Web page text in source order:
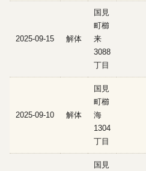
2025-09-15 解体
国見
町櫛
来
3088
丁目
2025-09-10 解体
国見
町櫛
海
1304
丁目
国見